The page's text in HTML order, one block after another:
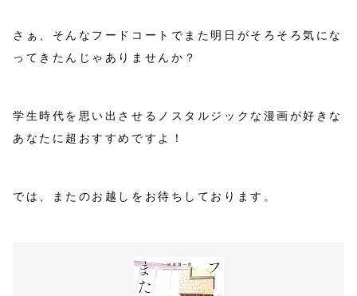
さぁ、そんなフードコートでまた明日がそろそろ気にな
ってきたんじゃありませんか？
学生時代を思い出させるノスタルジックな漫画が好きな
あなたに超おすすめですよ！
では、またのお越しをお待ちしております。